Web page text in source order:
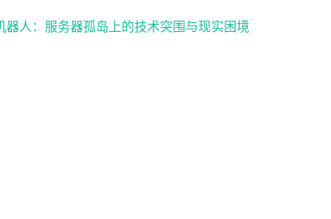
器人：服务器孤岛上的技术突围与现实困境